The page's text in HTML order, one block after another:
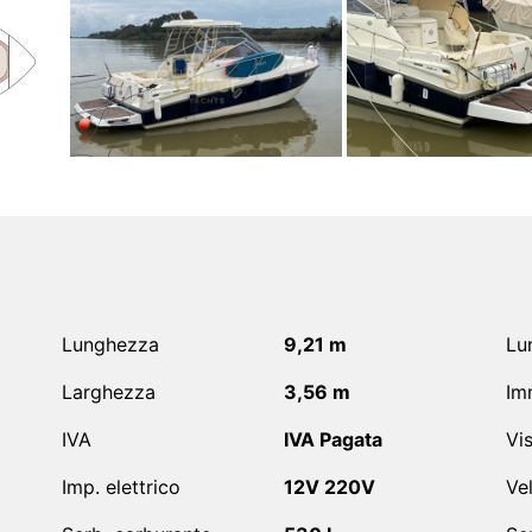
Lunghezza 9,21 m
Larghezza
3,56 m
IVA
IVA Pagata
Imp. elettrico
12V 220V